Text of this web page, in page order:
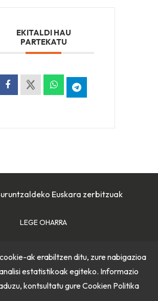
EKITALDI HAU
PARTEKATU
Euskara zerbitzuak
LEGE OHARRA
PRIBATUTASUN POLITIKA
ak erabiltzen ditu, zure nabigazioa
estatistikoak egiteko. Informazio
kontsultatu gure Cookien Politika